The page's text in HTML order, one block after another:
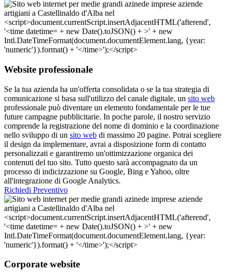
Website professionale
Se la tua azienda ha un'offerta consolidata o se la tua strategia di
comunicazione si basa sull'utilizzo del canale digitale, un sito web
professionale può diventare un elemento fondamentale per le tue
future campagne pubblicitarie. In poche parole, il nostro servizio
comprende la registrazione del nome di dominio e la coordinazione
nello sviluppo di un sito web di massimo 20 pagine. Potrai scegliere
il design da implementare, avrai a disposizione form di contatto
personalizzati e garantiremo un'ottimizzazione organica dei
contenuti del tuo sito. Tutto questo sarà accompagnato da un
processo di indicizzazione su Google, Bing e Yahoo, oltre
all'integrazione di Google Analytics.
Richiedi Preventivo
Corporate website